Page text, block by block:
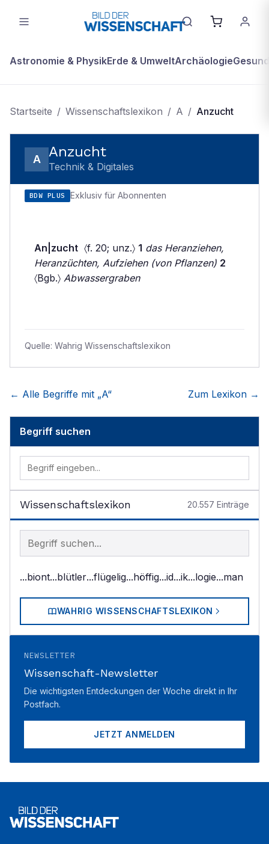
Astronomie & PhysikErde & UmweltArchäologie
Startseite / Wissenschaftslexikon / A / Anzucht
A Anzucht
Technik & Digitales
BDW PLUS Exklusiv für Abonnenten
An|zucht 〈f. 20; unz.〉 1 das Heranziehen,
Heranzüchten, Aufziehen (von Pflanzen) 2
〈Bgb.〉 Abwassergraben
Quelle: Wahrig Wissenschaftslexikon
← Alle Begriffe mit „A“ Zum Lexikon →
Begriff suchen
Wissenschaftslexikon 20.557 Einträge
Begriff im Lexikon suchen
...biont...blütler...flügelig...höffig...id...ik...logie...man
WAHRIG WISSENSCHAFTSLEXIKON
NEWSLETTER
Wissenschaft-Newsletter
Die wichtigsten Entdeckungen der Woche direkt in Ihr
Postfach.
JETZT ANMELDEN